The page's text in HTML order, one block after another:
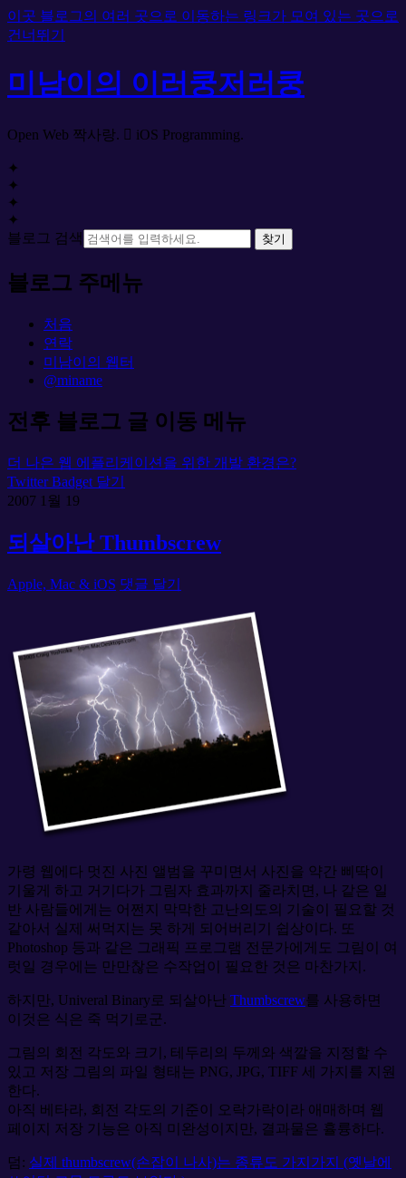
이곳 블로그의 여러 곳으로 이동하는 링크가 모여 있는 곳으로
건너뛰기
미남이의 이러쿵저러쿵
Open Web 짝사랑.  iOS Programming.
✦
✦
✦
✦
블로그 검색
찾기
블로그 주메뉴
처음
연락
미남이의 웹터
@miname
전후 블로그 글 이동 메뉴
더 나은 웹 에플리케이션을 위한 개발 환경은?
Twitter Badget 달기
2007 1월 19
되살아난 Thumbscrew
Apple, Mac & iOS 댓글 달기
가령 웹에다 멋진 사진 앨범을 꾸미면서 사진을 약간 삐딱이
기울게 하고 거기다가 그림자 효과까지 줄라치면, 나 같은 일
반 사람들에게는 어쩐지 막막한 고난의도의 기술이 필요할 것
같아서 실제 써먹지는 못 하게 되어버리기 쉽상이다. 또
Photoshop 등과 같은 그래픽 프로그램 전문가에게도 그림이 여
럿일 경우에는 만만찮은 수작업이 필요한 것은 마찬가지.
하지만, Univeral Binary로 되살아난 Thumbscrew를 사용하면
이것은 식은 죽 먹기로군.
그림의 회전 각도와 크기, 테두리의 두께와 색깔을 지정할 수
있고 저장 그림의 파일 형태는 PNG, JPG, TIFF 세 가지를 지원
한다.
아직 베타라, 회전 각도의 기준이 오락가락이라 애매하며 웹
페이지 저장 기능은 아직 미완성이지만, 결과물은 휼륭하다.
덤: 실제 thumbscrew(손잡이 나사)는 종류도 가지가지 (옛날에